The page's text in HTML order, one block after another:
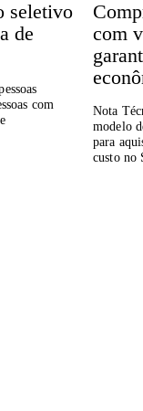
seletivo
de
com
com
Nota
modelo
para
custo no